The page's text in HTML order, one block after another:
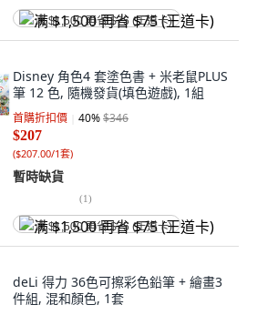
满 $1,500 再省 $75 (王道卡)
Disney 角色4 套塗色書 + 米老鼠PLUS
筆 12 色, 隨機發貨(填色​​遊戲), 1組
首購折扣價 40%$346
$207
($207.00/1套)
暫時缺貨
(1)
满 $1,500 再省 $75 (王道卡)
deLi 得力 36色可擦彩色鉛筆 + 繪畫3
件組, 混和顏色, 1套